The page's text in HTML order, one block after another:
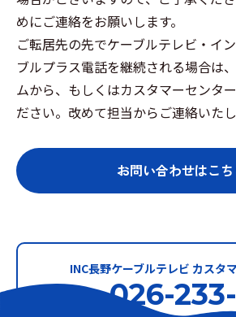
めにご連絡をお願いします。
ご転居先の先でケーブルテレビ・イ
ブルプラス電話を継続される場合は
ムから、もしくはカスタマーセンタ
ださい。改めて担当からご連絡いたし
お問い合わせはこち
INC長野ケーブルテレビ カスタ
TEL.026-